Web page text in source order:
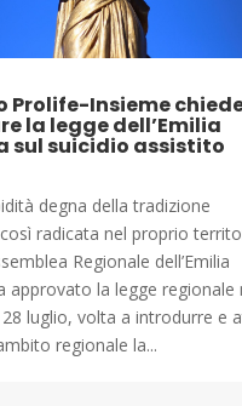
Prolife-Insieme
la legge dell’Emilia
sul suicidio assistito
degna della tradizione
radicata nel proprio
Regionale dell’Emilia
approvato la legge regionale
luglio, volta a introdurre e
regionale la...